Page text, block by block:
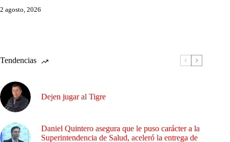
2 agosto, 2026
Tendencias
Dejen jugar al Tigre
Daniel Quintero asegura que le puso carácter a la
Superintendencia de Salud, aceleró la entrega de